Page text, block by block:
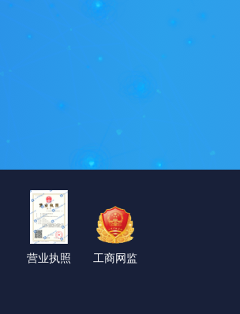
营业执照 工商网监